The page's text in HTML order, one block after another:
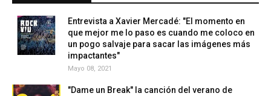
Entrevista a Xavier Mercadé: "El momento en
que mejor me lo paso es cuando me coloco en
un pogo salvaje para sacar las imágenes más
impactantes"
Mayo 08, 2021
"Dame un Break" la canción del verano de